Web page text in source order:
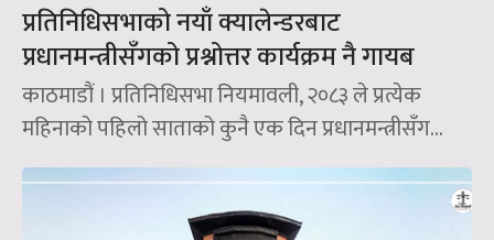
प्रतिनिधिसभाको नयाँ क्यालेन्डरबाट
प्रधानमन्त्रीसँगको प्रश्नोत्तर कार्यक्रम नै गायब
काठमाडौं । प्रतिनिधिसभा नियमावली, २०८३ ले प्रत्येक
महिनाको पहिलो साताको कुनै एक दिन प्रधानमन्त्रीसँग...